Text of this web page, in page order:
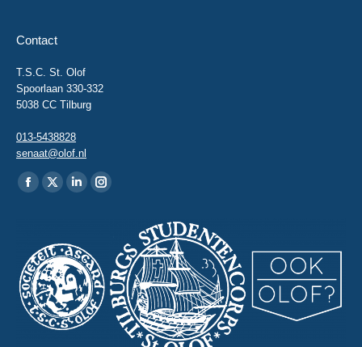
Contact
T.S.C. St. Olof
Spoorlaan 330-332
5038 CC Tilburg
013-5438828
senaat@olof.nl
Vind ons op:
Facebook
in
new
window
X
in
new
window
Linkedin
in
new
window
Instagram
new
window